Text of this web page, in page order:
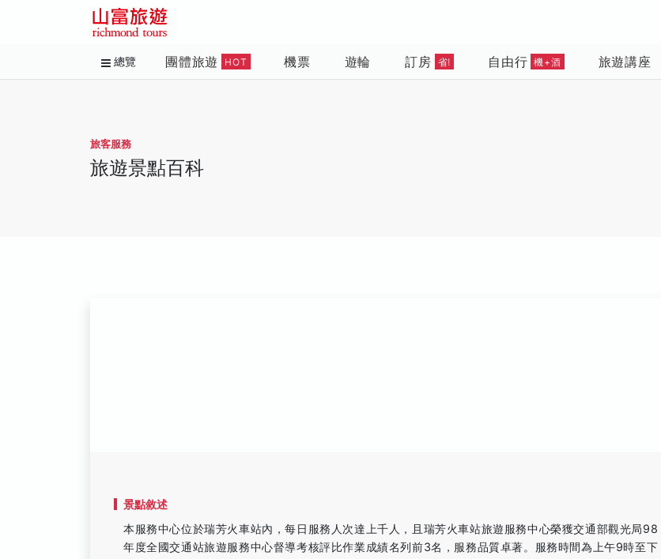
總覽 團體旅遊 HOT 機票 遊輪 訂房 省! 自由行 機+酒 旅遊講座
旅客服務
旅遊景點百科
景點敘述
本服務中心位於瑞芳火車站內，每日服務人次達上千人，且瑞芳火車站旅遊服務中心榮獲交通部觀光局98
年度全國交通站旅遊服務中心督導考核評比作業成績名列前3名，服務品質卓著。服務時間為上午9時至下